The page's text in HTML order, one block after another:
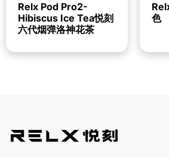
Relx Pod Pro2-
Hibiscus Ice Tea悦刻
六代烟弹洛神花茶
色